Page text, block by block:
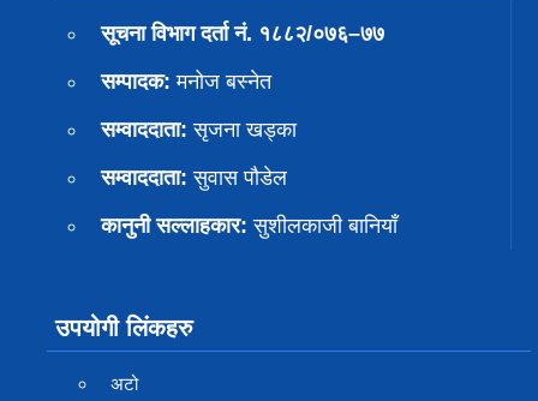
सूचना विभाग दर्ता नं. १८८२/०७६–७७
सम्पादक: मनोज बस्नेत
सम्वाददाता: सृजना खड्का
सम्वाददाता: सुवास पाैडेल
कानुनी सल्लाहकार: सुशीलकाजी बानियाँ
उपयोगी लिंकहरु
अटो